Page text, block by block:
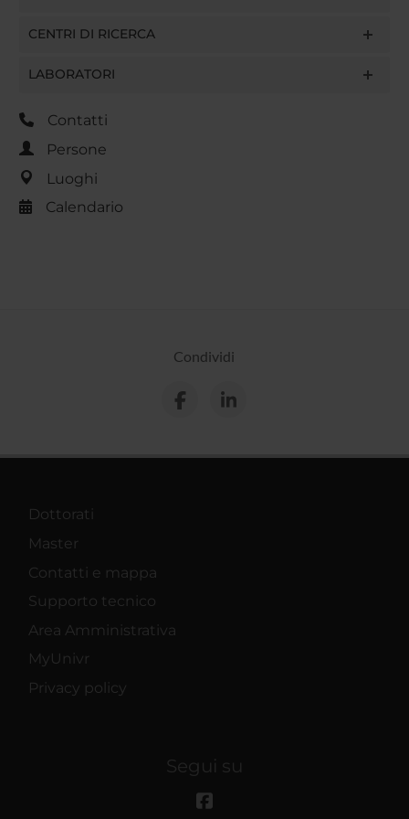
CENTRI DI RICERCA
LABORATORI
Contatti
Persone
Luoghi
Calendario
Condividi
Dottorati
Master
Contatti e mappa
Supporto tecnico
Area Amministrativa
MyUnivr
Privacy policy
Segui su